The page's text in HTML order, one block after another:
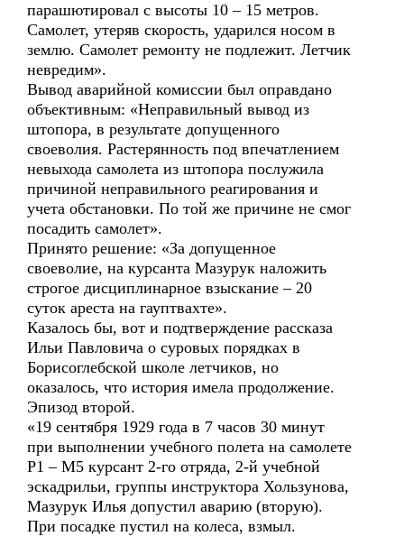
парашютировал с высоты 10 – 15 метров.
Самолет, утеряв скорость, ударился носом в
землю. Самолет ремонту не подлежит. Летчик
невредим».
Вывод аварийной комиссии был оправдано
объективным: «Неправильный вывод из
штопора, в результате допущенного
своеволия. Растерянность под впечатлением
невыхода самолета из штопора послужила
причиной неправильного реагирования и
учета обстановки. По той же причине не смог
посадить самолет».
Принято решение: «За допущенное
своеволие, на курсанта Мазурук наложить
строгое дисциплинарное взыскание – 20
суток ареста на гауптвахте».
Казалось бы, вот и подтверждение рассказа
Ильи Павловича о суровых порядках в
Борисоглебской школе летчиков, но
оказалось, что история имела продолжение.
Эпизод второй.
«19 сентября 1929 года в 7 часов 30 минут
при выполнении учебного полета на самолете
Р1 – М5 курсант 2-го отряда, 2-й учебной
эскадрильи, группы инструктора Хользунова,
Мазурук Илья допустил аварию (вторую).
При посадке пустил на колеса, взмыл.